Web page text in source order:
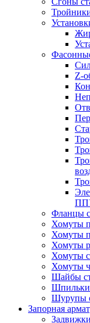
Z-
Фланцы
Хомуты
Хомуты
Хомуты
Хомуты
Хомуты
Шайбы
Шпильки
Шурупы
Запорная